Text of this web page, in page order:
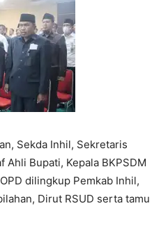
Sekda Inhil, Sekretaris
Ahli Bupati, Kepala BKPSDM
dilingkup Pemkab Inhil,
Dirut RSUD serta tamu